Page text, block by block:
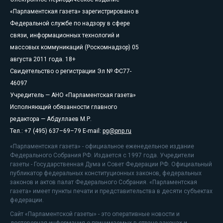
«Парламентская газета» зарегистрировано в
Федеральной службе по надзору в сфере
связи, информационных технологий и
массовых коммуникаций (Роскомнадзор) 05
августа 2011 года. 18+
Свидетельство о регистрации Эл № ФС77-
46097
Учредитель — АНО «Парламентская газета»
Исполняющий обязанности главного
редактора — Абдуллаев М.Р.
Тел.: +7 (495) 637–69–79 E-mail: pg@pnp.ru
«Парламентская газета» - официальное еженедельное издание
Федерального Собрания РФ. Издается с 1997 года. Учредители
газеты - Государственная Дума и Совет Федерации РФ. Официальный
публикатор федеральных конституционных законов, федеральных
законов и актов палат Федерального Собрания. «Парламентская
газета» имеет пункты печати и представительства в десяти субъектах
федерации.
Сайт «Парламентской газеты» - это оперативные новости и